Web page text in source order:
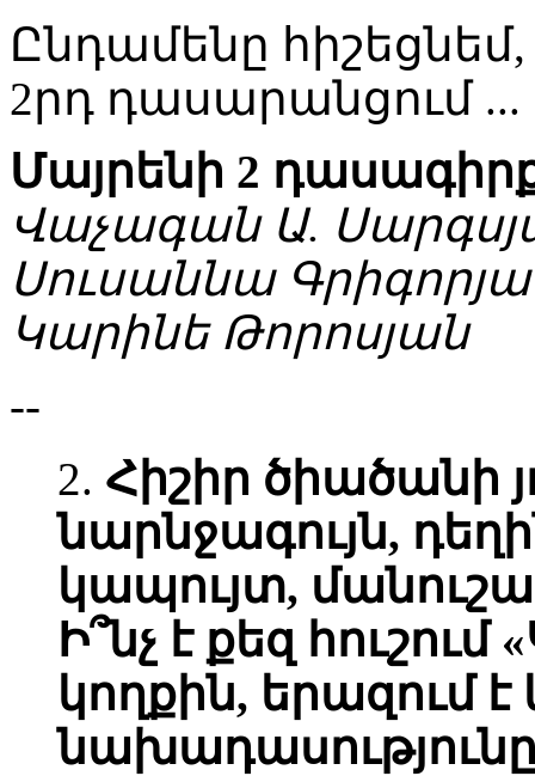
Ընդամենը
2րդ դասարանցում ...
Մայրենի 2
Վաչագան Ա.
Սուսաննա
Կարինե Թորոսյան
--
2. Հիշիր ծիածանի
նարնջագույն,
կապույտ,
Ի՞նչ է քեզ
կողքին, երազում